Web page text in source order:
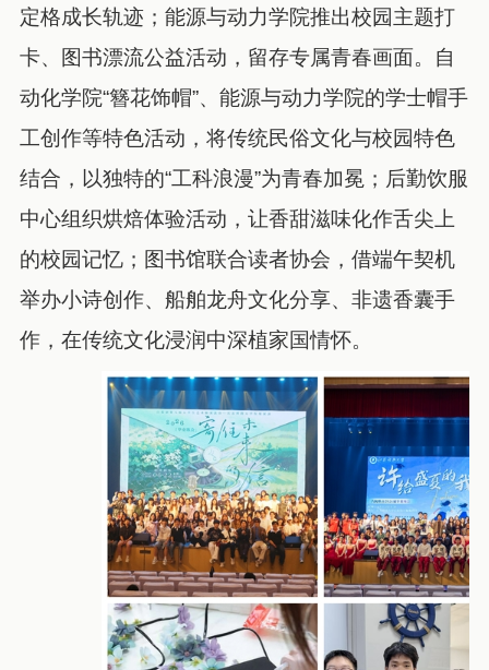
定格成长轨迹；能源与动力学院推出校园主题打
卡、图书漂流公益活动，留存专属青春画面。自
动化学院“簪花饰帽”、能源与动力学院的学士帽手
工创作等特色活动，将传统民俗文化与校园特色
结合，以独特的“工科浪漫”为青春加冕；后勤饮服
中心组织烘焙体验活动，让香甜滋味化作舌尖上
的校园记忆；图书馆联合读者协会，借端午契机
举办小诗创作、船舶龙舟文化分享、非遗香囊手
作，在传统文化浸润中深植家国情怀。